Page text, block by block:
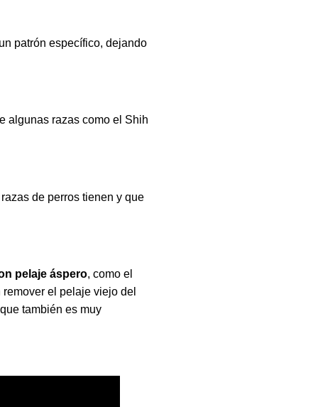
patrón específico, dejando
algunas razas como el Shih
de perros tienen y que
pelaje áspero, como el
el pelaje viejo del
también es muy